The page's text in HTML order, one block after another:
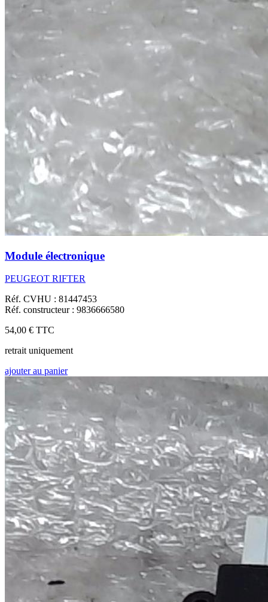
Module électronique
PEUGEOT RIFTER
Réf. CVHU : 81447453
Réf. constructeur : 9836666580
54,00 € TTC
retrait uniquement
ajouter au panier